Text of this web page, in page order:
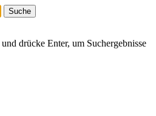
drücke Enter, um Suchergebnisse